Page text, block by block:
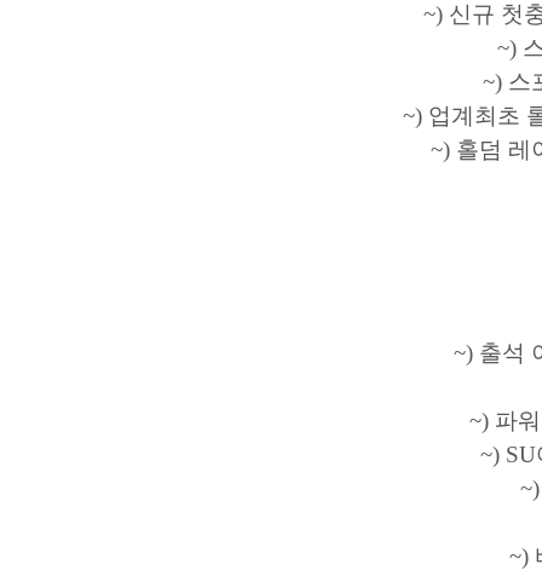
~) 신규 첫
~)
~) 스
~) 업계최초
~) 홀덤 레
~) 출석
~) 파
~)
~)